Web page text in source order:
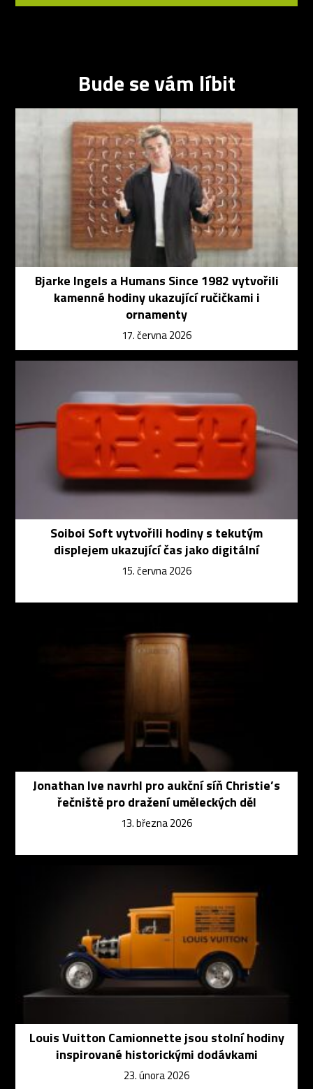
Bude se vám líbit
Bjarke Ingels a Humans Since 1982 vytvořili
kamenné hodiny ukazující ručičkami i
ornamenty
17. června 2026
Soiboi Soft vytvořili hodiny s tekutým
displejem ukazující čas jako digitální
15. června 2026
Jonathan Ive navrhl pro aukční síň Christie’s
řečniště pro dražení uměleckých děl
13. března 2026
Louis Vuitton Camionnette jsou stolní hodiny
inspirované historickými dodávkami
23. února 2026